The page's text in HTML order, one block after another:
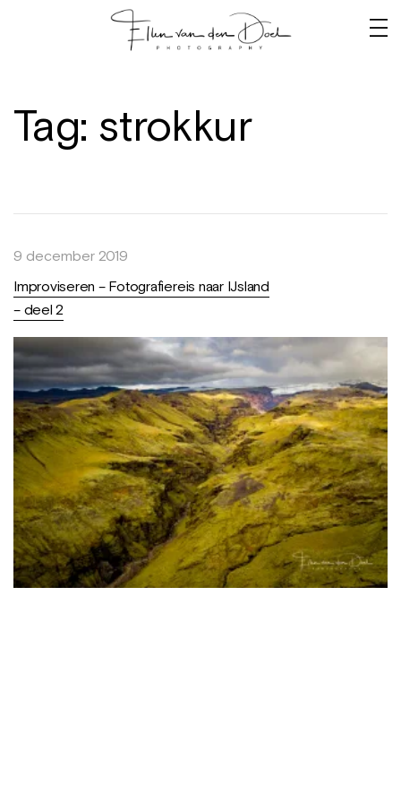
Tag: strokkur
9 december 2019
Improviseren – Fotografiereis naar IJsland
– deel 2